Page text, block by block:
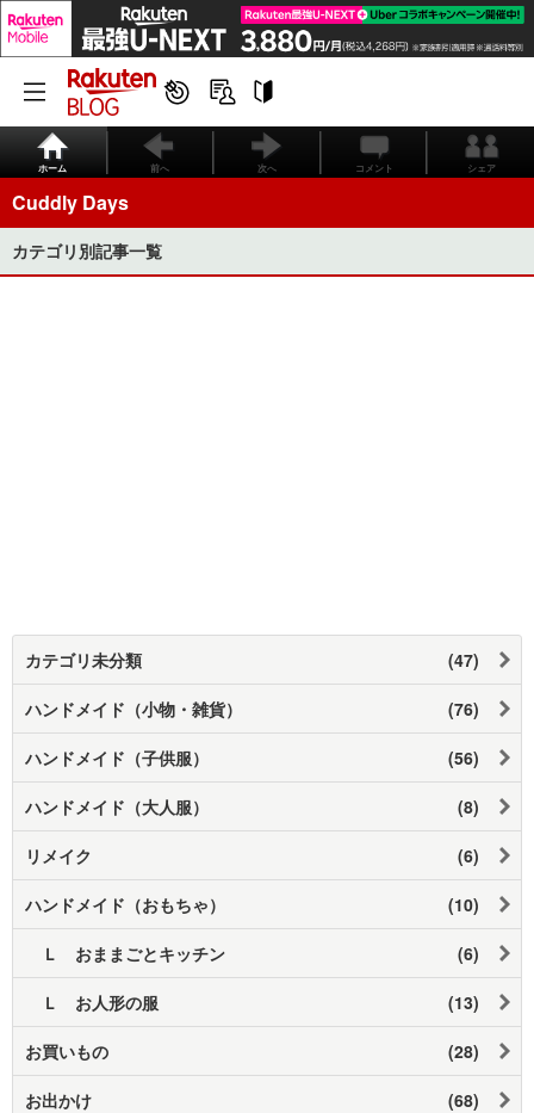
ホーム 前へ 次へ コメント シェア
Cuddly Days
カテゴリ別記事一覧
カテゴリ未分類 (47)
ハンドメイド（小物・雑貨） (76)
ハンドメイド（子供服） (56)
ハンドメイド（大人服） (8)
リメイク (6)
ハンドメイド（おもちゃ） (10)
Ｌ おままごとキッチン (6)
Ｌ お人形の服 (13)
お買いもの (28)
お出かけ (68)